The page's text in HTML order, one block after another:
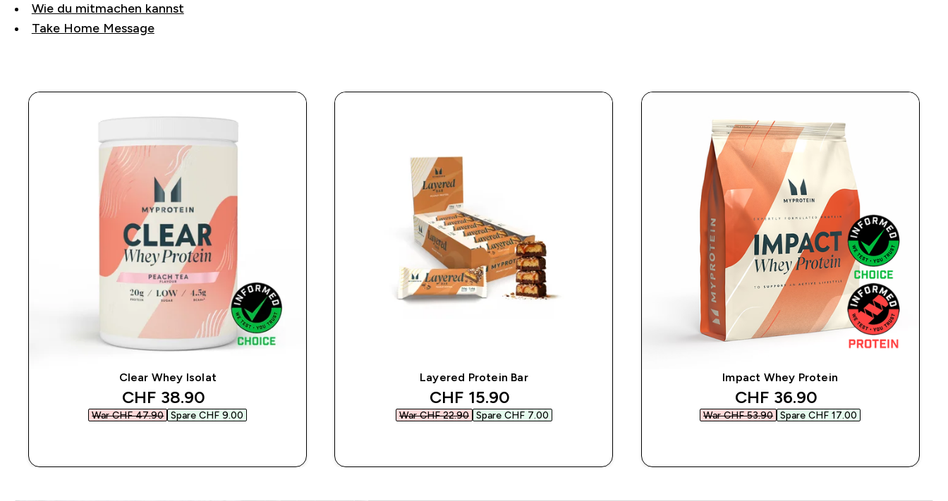
Wie du mitmachen kannst
Take Home Message
Clear Whey Isolat
discounted price
CHF 38.90‎
War CHF 47.90‎ Spare CHF 9.00‎
Layered Protein Bar
discounted price
CHF 15.90‎
War CHF 22.90‎ Spare CHF 7.00‎
Impact Whey Protein
discounted price
CHF 36.90‎
War CHF 53.90‎ Spare CHF 17.00‎